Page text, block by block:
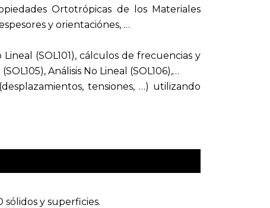
Ortotrópicas de los Materiales
y orientaciónes, …
(SOL101), cálculos de frecuencias y
Análisis No Lineal (SOL106),…
tensiones, …) utilizando
y superficies.